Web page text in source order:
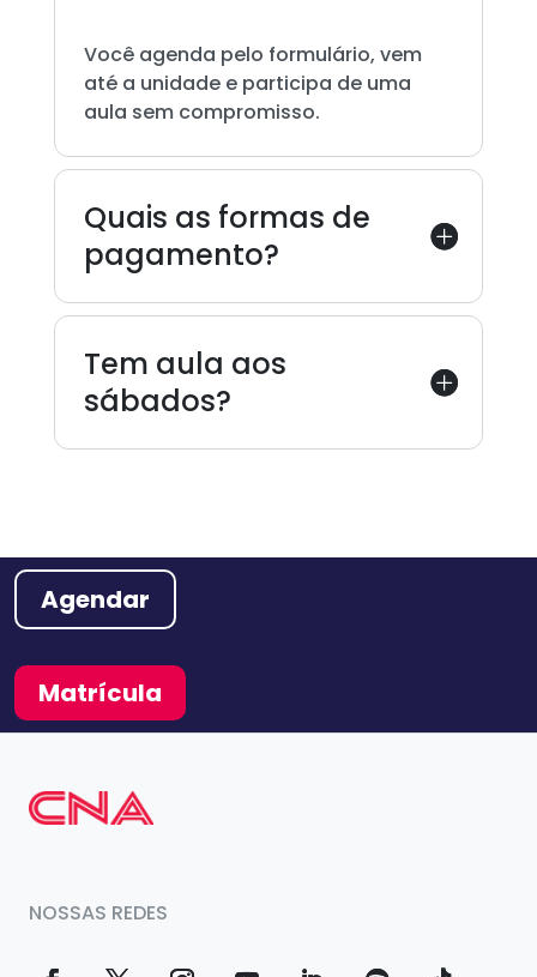
Você agenda pelo formulário, vem
até a unidade e participa de uma
aula sem compromisso.
Quais as formas de
pagamento?
Tem aula aos
sábados?
Agendar
Matrícula
NOSSAS REDES